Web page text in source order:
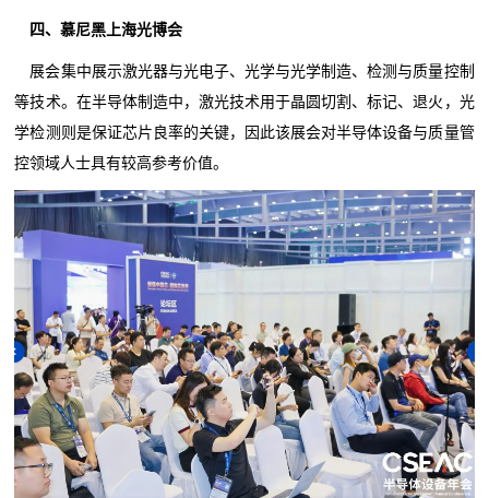
四、慕尼黑上海光博会
展会集中展示激光器与光电子、光学与光学制造、检测与质量控制
等技术。在半导体制造中，激光技术用于晶圆切割、标记、退火，光
学检测则是保证芯片良率的关键，因此该展会对半导体设备与质量管
控领域人士具有较高参考价值。